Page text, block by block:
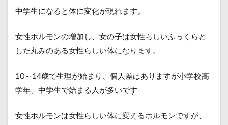
中学生になると体に変化が現れます。
女性ホルモンの増加し、女の子は女性らしいふっくらと
した丸みのある女性らしい体になります。
10～14歳で生理が始まり、個人差はありますが小学校高
学年、中学生で始まる人が多いです
女性ホルモンは女性らしい体に変えるホルモンですが、